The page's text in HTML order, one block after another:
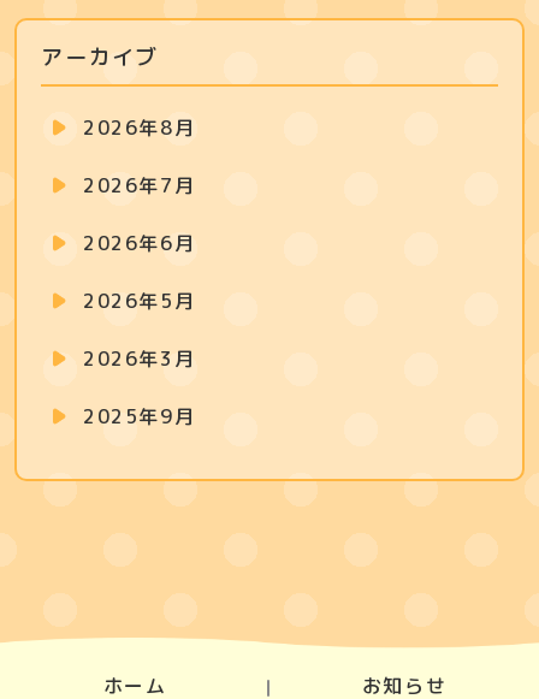
アーカイブ
2026年8月
2026年7月
2026年6月
2026年5月
2026年3月
2025年9月
ホーム
お知らせ